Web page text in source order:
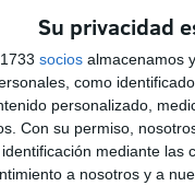
Su privacidad
socios almacenamos
como
personalizado,
Con su permiso,
mediante las
a nosotros y a
ha ordenado “la
de
destinados
permisos de